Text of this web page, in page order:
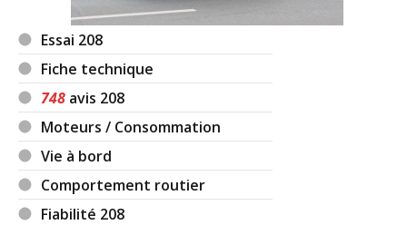
Essai 208
Fiche technique
748 avis 208
Moteurs / Consommation
Vie à bord
Comportement routier
Fiabilité 208